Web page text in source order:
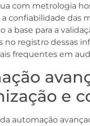
com metrologia
confiabilidade das
a base para a
no registro dessas
frequentes em
e
automação